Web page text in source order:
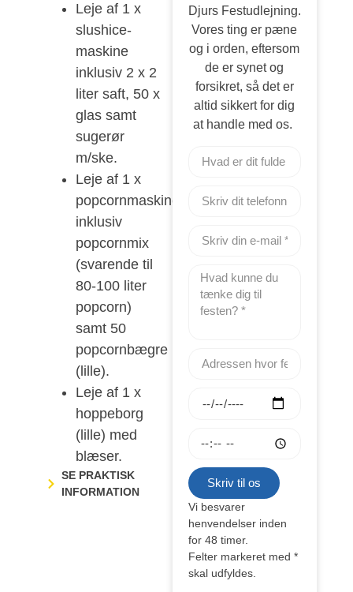
Leje af 1 x
slushice-
maskine
inklusiv 2 x 2
liter saft, 50 x
glas samt
sugerør
m/ske.
Leje af 1 x
popcornmaskine
inklusiv
popcornmix
(svarende til
80-100 liter
popcorn)
samt 50
popcornbægre
(lille).
Leje af 1 x
hoppeborg
(lille) med
blæser.
SE PRAKTISK
INFORMATION
Djurs Festudlejning.
Vores ting er pæne
og i orden, eftersom
de er synet og
forsikret, så det er
altid sikkert for dig
at handle med os.
Skriv til os
Vi besvarer
henvendelser inden
for 48 timer.​​
Felter markeret med *
skal udfyldes.